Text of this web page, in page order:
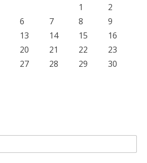
1
2
6 7 8
9
13 14 15
16
20 21 22
23
27 28 29
30